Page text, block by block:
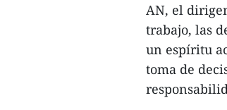
AN, el
trabajo, las
un espíritu
toma de